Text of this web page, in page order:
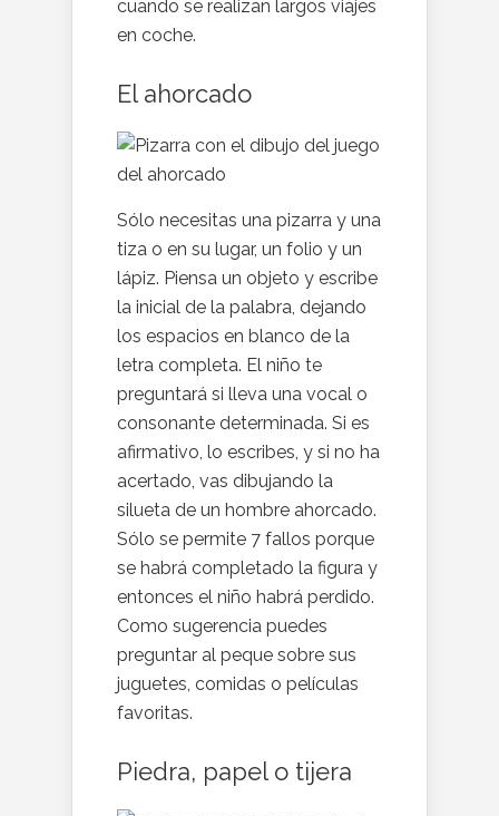
cuando se realizan largos viajes
en coche.
El ahorcado
Sólo necesitas una pizarra y una
tiza o en su lugar, un folio y un
lápiz. Piensa un objeto y escribe
la inicial de la palabra, dejando
los espacios en blanco de la
letra completa. El niño te
preguntará si lleva una vocal o
consonante determinada. Si es
afirmativo, lo escribes, y si no ha
acertado, vas dibujando la
silueta de un hombre ahorcado.
Sólo se permite 7 fallos porque
se habrá completado la figura y
entonces el niño habrá perdido.
Como sugerencia puedes
preguntar al peque sobre sus
juguetes, comidas o películas
favoritas.
Piedra, papel o tijera